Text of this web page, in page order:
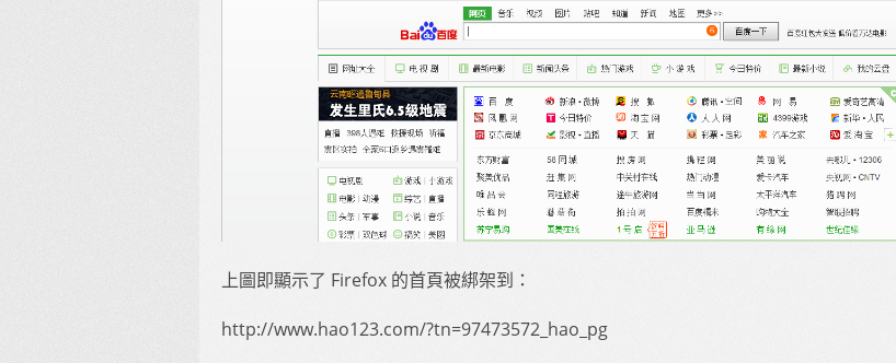
上圖即顯示了 Firefox 的首頁被綁架到：
http://www.hao123.com/?tn=97473572_hao_pg